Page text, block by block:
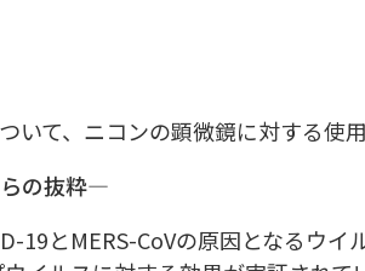
いて、ニコンの顕微鏡に対する使
の抜粋―
19とMERS-CoVの原因となるウ